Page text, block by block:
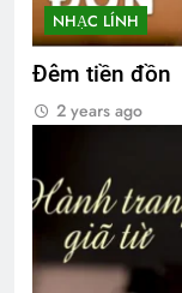
NHẠC LÍNH
Đêm tiền đồn
2 years ago